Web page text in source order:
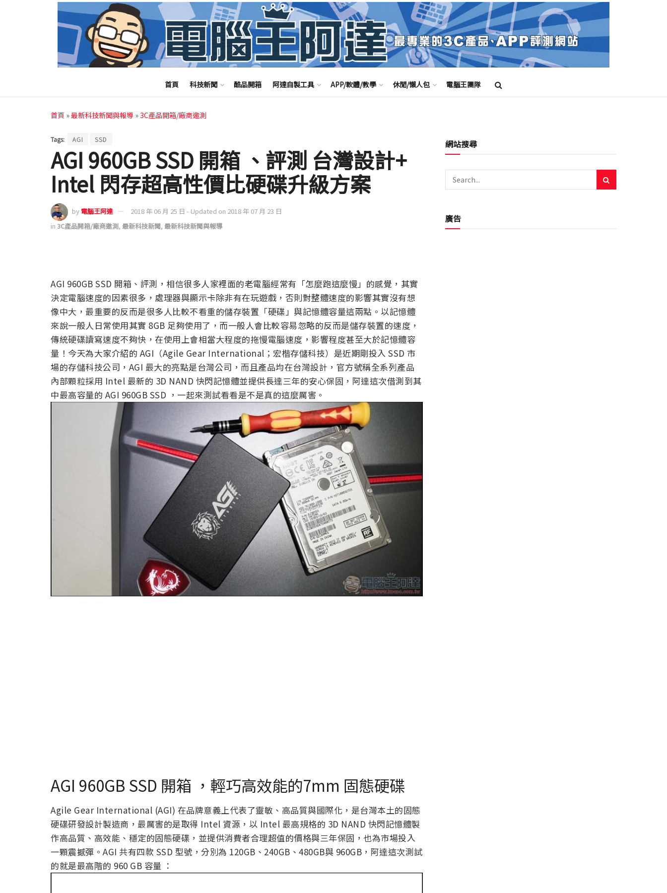
首頁 科技新聞 酷品開箱 阿達自製工具 APP/軟體/教學 休閒/懶人包 電腦王團隊
首頁 »最新科技新聞與報導 »3C產品開箱/廠商邀測
Tags: AGI SSD
AGI 960GB SSD 開箱 、評測 台灣設計+
Intel 閃存超高性價比硬碟升級方案
by 電腦王阿達
2018 年 06 月 25 日 - Updated on 2018 年 07 月 23 日
in 3C產品開箱/廠商邀測, 最新科技新聞, 最新科技新聞與報導
AGI 960GB SSD 開箱、評測，相信很多人家裡面的老電腦經常有「怎麼跑這麼慢」的感覺，其實
決定電腦速度的因素很多，處理器與顯示卡除非有在玩遊戲，否則對整體速度的影響其實沒有想
像中大，最重要的反而是很多人比較不看重的儲存裝置「硬碟」與記憶體容量這兩點。以記憶體
來說一般人日常使用其實 8GB 足夠使用了，而一般人會比較容易忽略的反而是儲存裝置的速度，
傳統硬碟讀寫速度不夠快，在使用上會相當大程度的拖慢電腦速度，影響程度甚至大於記憶體容
量！今天為大家介紹的 AGI（Agile Gear International；宏楷存儲科技）是近期剛投入 SSD 市
場的存儲科技公司，AGI 最大的亮點是台灣公司，而且產品均在台灣設計，官方號稱全系列產品
內部顆粒採用 Intel 最新的 3D NAND 快閃記憶體並提供長達三年的安心保固，阿達這次借測到其
中最高容量的 AGI 960GB SSD ，一起來測試看看是不是真的這麼厲害。
AGI 960GB SSD 開箱 ，輕巧高效能的7mm 固態硬碟
Agile Gear International (AGI) 在品牌意義上代表了靈敏、高品質與國際化，是台灣本土的固態
硬碟研發設計製造商，最厲害的是取得 Intel 資源，以 Intel 最高規格的 3D NAND 快閃記憶體製
作高品質、高效能、穩定的固態硬碟，並提供消費者合理超值的價格與三年保固，也為市場投入
一顆震撼彈。AGI 共有四款 SSD 型號，分別為 120GB、240GB、480GB與 960GB，阿達這次測試
的就是最高階的 960 GB 容量 ：
網站搜尋
廣告